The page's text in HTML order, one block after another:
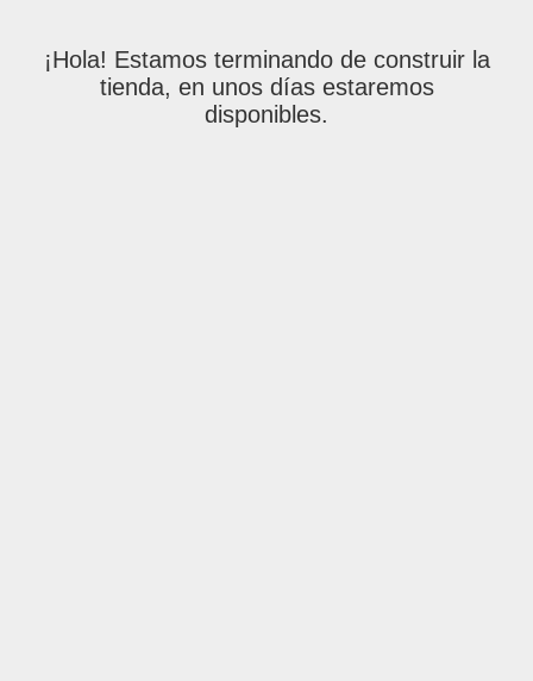
¡Hola! Estamos terminando de construir la
tienda, en unos días estaremos
disponibles.